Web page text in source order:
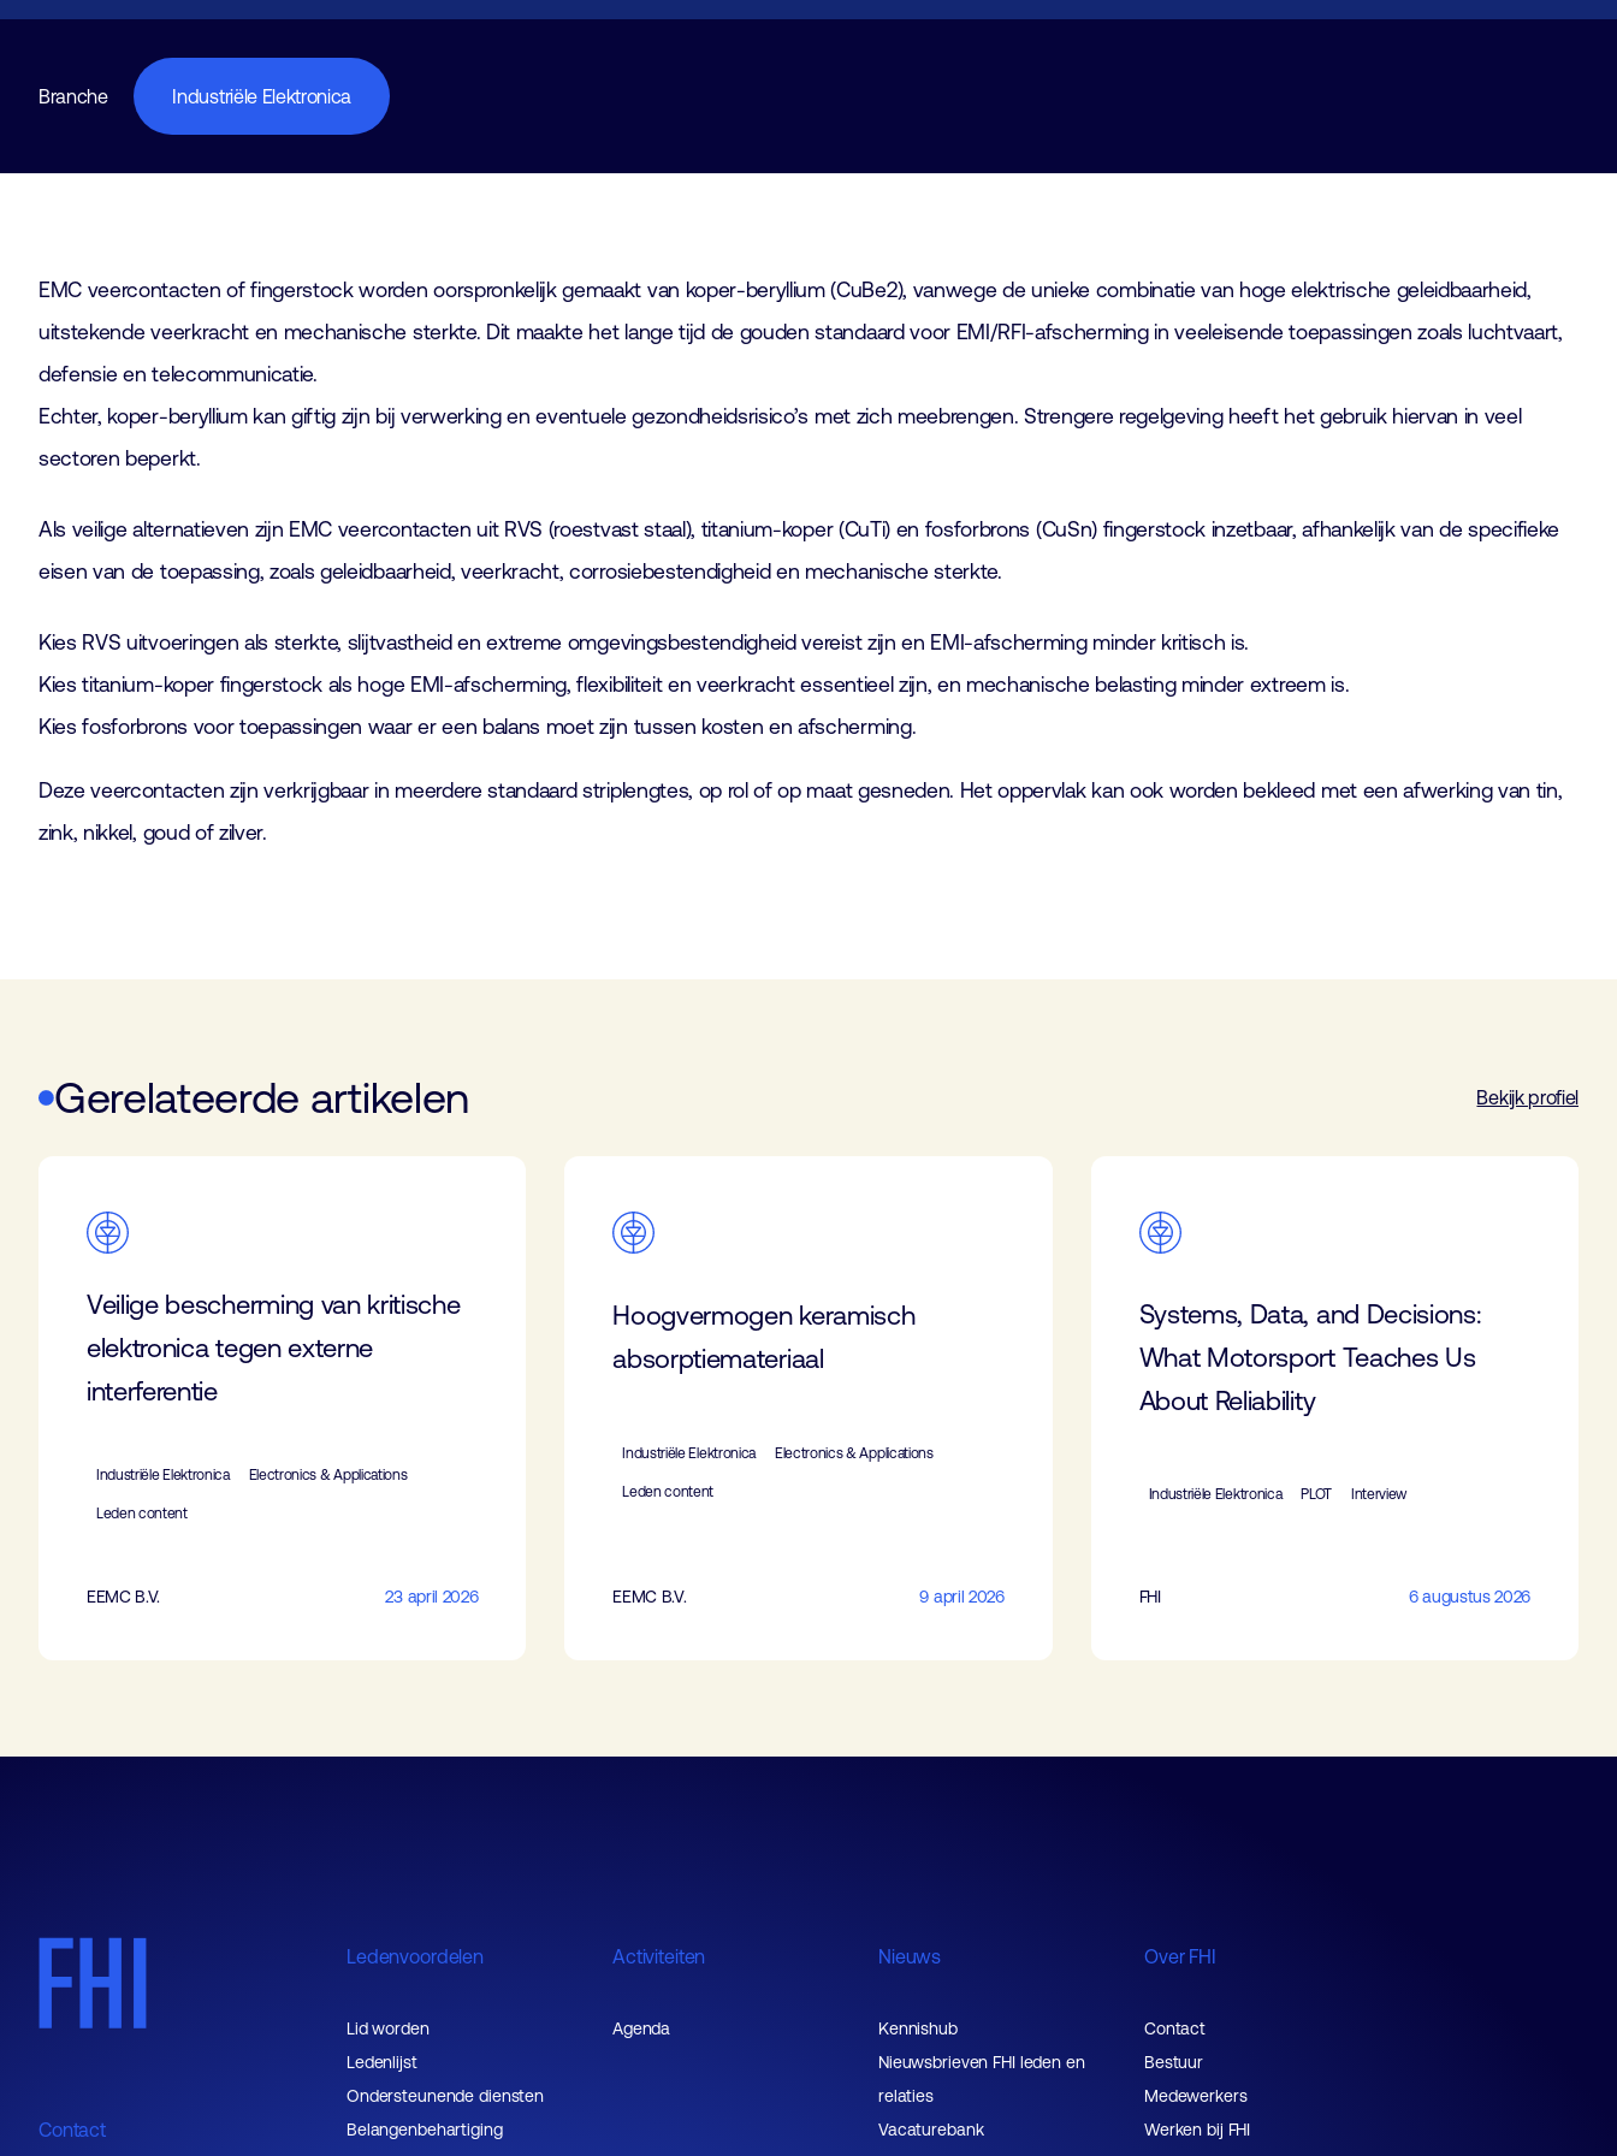
Branche Industriële Elektronica
EMC veercontacten of fingerstock worden oorspronkelijk gemaakt van koper-beryllium (CuBe2), vanwege de unieke combinatie van hoge elektrische geleidbaarheid,
uitstekende veerkracht en mechanische sterkte. Dit maakte het lange tijd de gouden standaard voor EMI/RFI-afscherming in veeleisende toepassingen zoals luchtvaart,
defensie en telecommunicatie.
Echter, koper-beryllium kan giftig zijn bij verwerking en eventuele gezondheidsrisico’s met zich meebrengen. Strengere regelgeving heeft het gebruik hiervan in veel
sectoren beperkt.
Als veilige alternatieven zijn EMC veercontacten uit RVS (roestvast staal), titanium-koper (CuTi) en fosforbrons (CuSn) fingerstock inzetbaar, afhankelijk van de specifieke
eisen van de toepassing, zoals geleidbaarheid, veerkracht, corrosiebestendigheid en mechanische sterkte.
Kies RVS uitvoeringen als sterkte, slijtvastheid en extreme omgevingsbestendigheid vereist zijn en EMI-afscherming minder kritisch is.
Kies titanium-koper fingerstock als hoge EMI-afscherming, flexibiliteit en veerkracht essentieel zijn, en mechanische belasting minder extreem is.
Kies fosforbrons voor toepassingen waar er een balans moet zijn tussen kosten en afscherming.
Deze veercontacten zijn verkrijgbaar in meerdere standaard striplengtes, op rol of op maat gesneden. Het oppervlak kan ook worden bekleed met een afwerking van tin,
zink, nikkel, goud of zilver.
Gerelateerde artikelen Bekijk profiel
Veilige bescherming van kritische
elektronica tegen externe
interferentie
Industriële Elektronica Electronics & Applications
Leden content
EEMC B.V. 23 april 2026
Hoogvermogen keramisch
absorptiemateriaal
Industriële Elektronica Electronics & Applications
Leden content
EEMC B.V. 9 april 2026
Systems, Data, and Decisions:
What Motorsport Teaches Us
About Reliability
Industriële Elektronica PLOT Interview
FHI 6 augustus 2026
Contact
Ledenvoordelen
Lid worden
Ledenlijst
Ondersteunende diensten
Belangenbehartiging
Activiteiten
Agenda
Nieuws
Kennishub
Nieuwsbrieven FHI leden en
relaties
Vacaturebank
Over FHI
Contact
Bestuur
Medewerkers
Werken bij FHI